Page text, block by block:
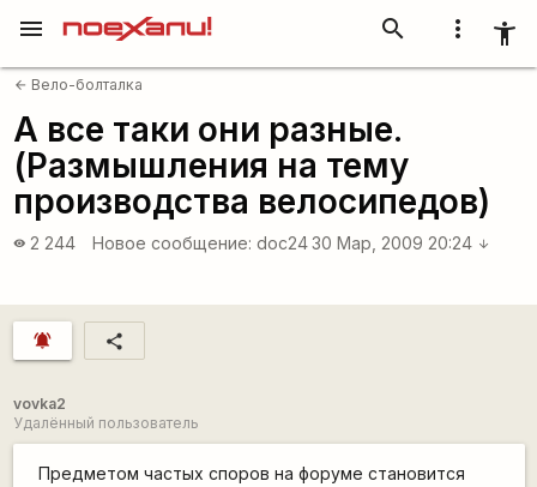
more_vert accessibility_new
search
menu
arrow_back Вело-болталка
А все таки они разные.
(Размышления на тему
производства велосипедов)
visibility 2 244 Новое сообщение: doc24 30 Мар, 2009 20:24 arrow_downward
notifications_active share
vovka2
Удалённый пользователь
Предметом частых споров на форуме становится